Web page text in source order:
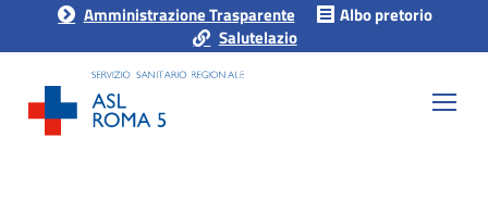
Amministrazione Trasparente
Albo pretorio
Salutelazio